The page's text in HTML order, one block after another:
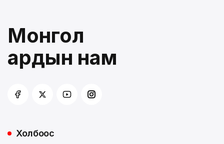
Монгол
ардын нам
Холбоос